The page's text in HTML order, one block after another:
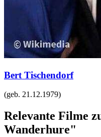
Bert Tischendorf
(geb. 21.12.1979)
Relevante Filme
Wanderhure"